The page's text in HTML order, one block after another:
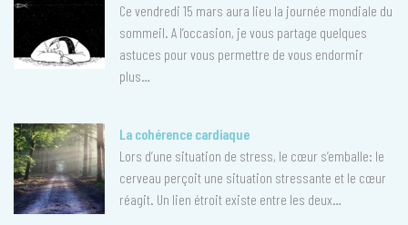
Ce vendredi 15 mars aura lieu la journée mondiale du
sommeil. A l’occasion, je vous partage quelques
astuces pour vous permettre de vous endormir
plus…
La cohérence cardiaque
Lors d’une situation de stress, le cœur s’emballe: le
cerveau perçoit une situation stressante et le cœur
réagit. Un lien étroit existe entre les deux…